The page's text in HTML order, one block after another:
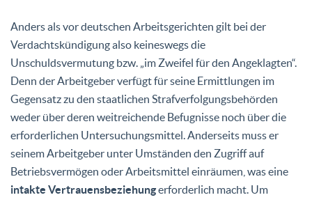
Anders als vor deutschen Arbeitsgerichten gilt bei der
Verdachtskündigung also keineswegs die
Unschuldsvermutung bzw. „im Zweifel für den Angeklagten“.
Denn der Arbeitgeber verfügt für seine Ermittlungen im
Gegensatz zu den staatlichen Strafverfolgungsbehörden
weder über deren weitreichende Befugnisse noch über die
erforderlichen Untersuchungsmittel. Anderseits muss er
seinem Arbeitgeber unter Umständen den Zugriff auf
Betriebsvermögen oder Arbeitsmittel einräumen, was eine
intakte Vertrauensbeziehungerforderlich macht. Um